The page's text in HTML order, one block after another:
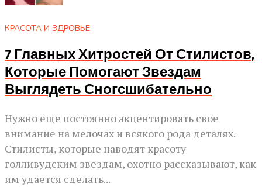
КРАСОТА И ЗДРОВЬЕ
7 Главных Хитростей От Стилистов,
Которые Помогают Звездам
Выглядеть Сногсшибательно
Нужно еще постоянно акцентировать свое
внимание на мелочах и всякого рода деталях.
Стилисты, которые наводят красоту
голливудским звездам, охотно рассказывают, как
им удается сделать...